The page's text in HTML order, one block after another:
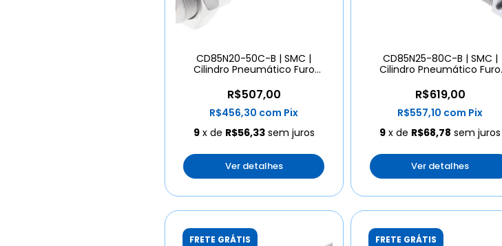
CD85N20-50C-B | SMC |
Cilindro Pneumático Furo
R$507,00
R$456,30 com Pix
9 x de R$56,33 sem juros
Ver detalhes
CD85N25-80C-B | SMC |
Cilindro Pneumático Furo
R$619,00
R$557,10 com Pix
9 x de R$68,78 sem juros
Ver detalhes
FRETE GRÁTIS FRETE GRÁTIS